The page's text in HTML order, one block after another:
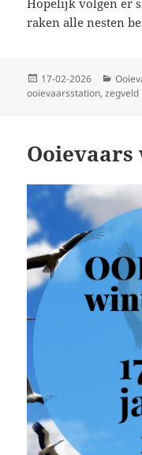
raken alle nesten
Geplaatst
op
17-02-2026
ooievaarsstation,zegveld